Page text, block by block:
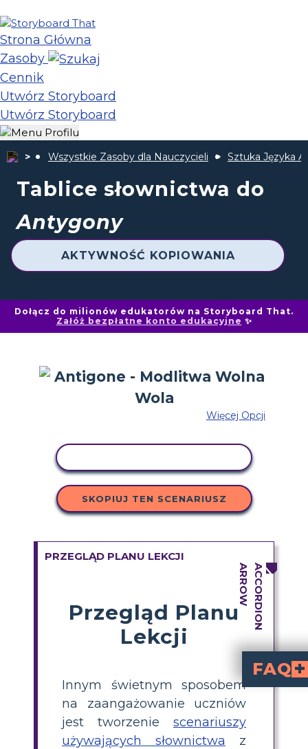
Strona Główna
Zasoby
Cennik
Utwórz Storyboard
Utwórz Storyboard
Wszystkie Zasoby dla Nauczycieli Sztuka Języka
Tablice słownictwa do
Antygony
AKTYWNOŚĆ KOPIOWANIA
Dołącz do milionów edukatorów na Storyboard That.
Załóż bezpłatne konto edukacyjne ✨
Więcej Opcji
SKOPIUJ TEN SCENARIUSZ
PRZEGLĄD PLANU LEKCJI
Przegląd Planu
Lekcji
Innym świetnym sposobem
na zaangażowanie uczniów
jest tworzenie scenariuszy
używających słownictwa z
FAQ